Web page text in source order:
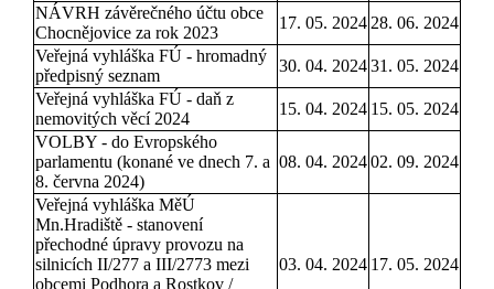
NÁVRH závěrečného účtu obce
Chocnějovice za rok 2023
17. 05. 2024 28. 06. 2024
Veřejná vyhláška FÚ - hromadný
předpisný seznam
30. 04. 202431. 05. 2024
Veřejná vyhláška FÚ - daň z
nemovitých věcí 2024
15. 04. 2024 15. 05. 2024
VOLBY - do Evropského
parlamentu (konané ve dnech 7. a
8. června 2024)
08. 04. 202402. 09. 2024
Veřejná vyhláška MěÚ
Mn.Hradiště - stanovení
přechodné úpravy provozu na
silnicích II/277 a III/2773 mezi
obcemi Podhora a Rostkov /
03. 04. 2024 17. 05. 2024